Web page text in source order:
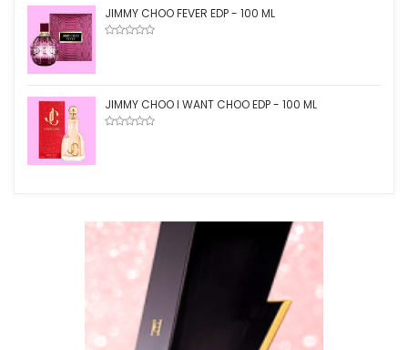
JIMMY CHOO FEVER EDP - 100 ML
JIMMY CHOO I WANT CHOO EDP - 100 ML